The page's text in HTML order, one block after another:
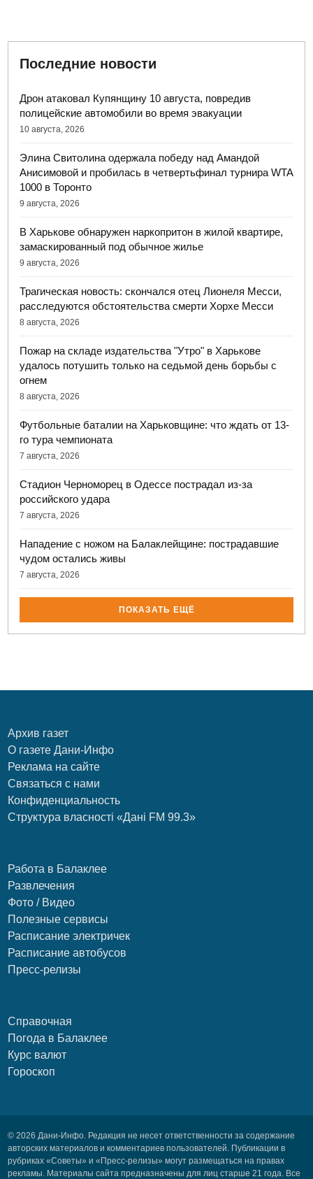
Последние новости
Дрон атаковал Купянщину 10 августа, повредив
полицейские автомобили во время эвакуации
10 августа, 2026
Элина Свитолина одержала победу над Амандой
Анисимовой и пробилась в четвертьфинал турнира WTA
1000 в Торонто
9 августа, 2026
В Харькове обнаружен наркопритон в жилой квартире,
замаскированный под обычное жилье
9 августа, 2026
Трагическая новость: скончался отец Лионеля Месси,
расследуются обстоятельства смерти Хорхе Месси
8 августа, 2026
Пожар на складе издательства "Утро" в Харькове
удалось потушить только на седьмой день борьбы с
огнем
8 августа, 2026
Футбольные баталии на Харьковщине: что ждать от 13-
го тура чемпионата
7 августа, 2026
Стадион Черноморец в Одессе пострадал из-за
российского удара
7 августа, 2026
Нападение с ножом на Балаклейщине: пострадавшие
чудом остались живы
7 августа, 2026
ПОКАЗАТЬ ЕЩЁ
Архив газет
О газете Дани-Инфо
Реклама на сайте
Связаться с нами
Конфиденциальность
Структура власності «Дані FM 99.3»
Работа в Балаклее
Развлечения
Фото / Видео
Полезные сервисы
Расписание электричек
Расписание автобусов
Пресс-релизы
Справочная
Погода в Балаклее
Курс валют
Гороскоп
© 2026 Дани-Инфо. Редакция не несет ответственности за содержание
авторских материалов и комментариев пользователей. Публикации в
рубриках «Советы» и «Пресс-релизы» могут размещаться на правах
рекламы. Материалы сайта предназначены для лиц старше 21 года. Все